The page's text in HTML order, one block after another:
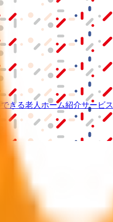
できる老人ホーム紹介サービス